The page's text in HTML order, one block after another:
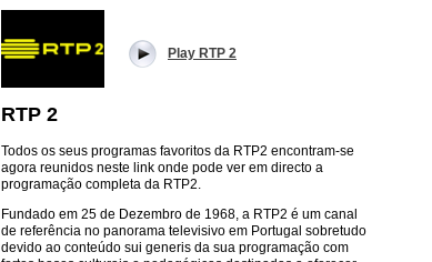
Play RTP 2
RTP 2
Todos os seus programas favoritos da RTP2 encontram-se
agora reunidos neste link onde pode ver em directo a
programação completa da RTP2.
Fundado em 25 de Dezembro de 1968, a RTP2 é um canal
de referência no panorama televisivo em Portugal sobretudo
devido ao conteúdo sui generis da sua programação com